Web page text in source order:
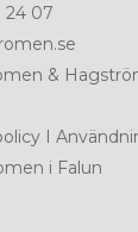
24 07
&
I
i Falun